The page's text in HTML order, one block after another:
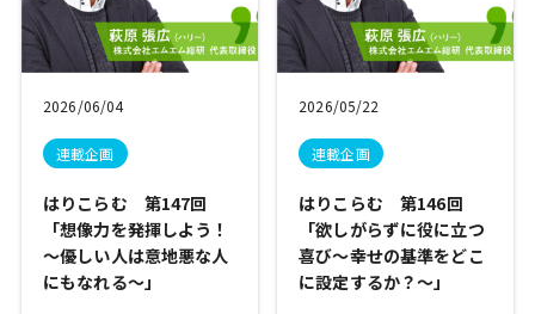
2026/06/04
連載企画
はりこらむ 第147回
「想像力を発揮しよう！
～優しい人は意地悪な人
にもなれる～」
2026/05/22
連載企画
はりこらむ 第146回
「欲しがらずに役に立つ
喜び～幸せの基準をどこ
に設定するか？～」